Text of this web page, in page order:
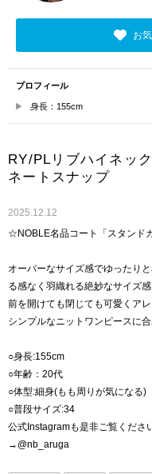
お
プロフィール
身長：155cm
RY/PLリブハイネッ
ネートスナップ
2025.12.12
☆NOBLE名品コート「スタンド
オーバーなサイズ感でゆったり
る感なく羽織れる絶妙なサイズ感
前を開けても閉じても可愛くア
シンプルなニットワンピースに
○身長:155cm
○年齢：20代
○体型:細身(もも周りが気になる)
○普段サイズ:34
公式Instagramも是非ご覧くださ
→@nb_aruga